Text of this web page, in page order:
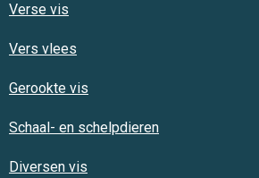
Verse vis
Vers vlees
Gerookte vis
Schaal- en schelpdieren
Diversen vis